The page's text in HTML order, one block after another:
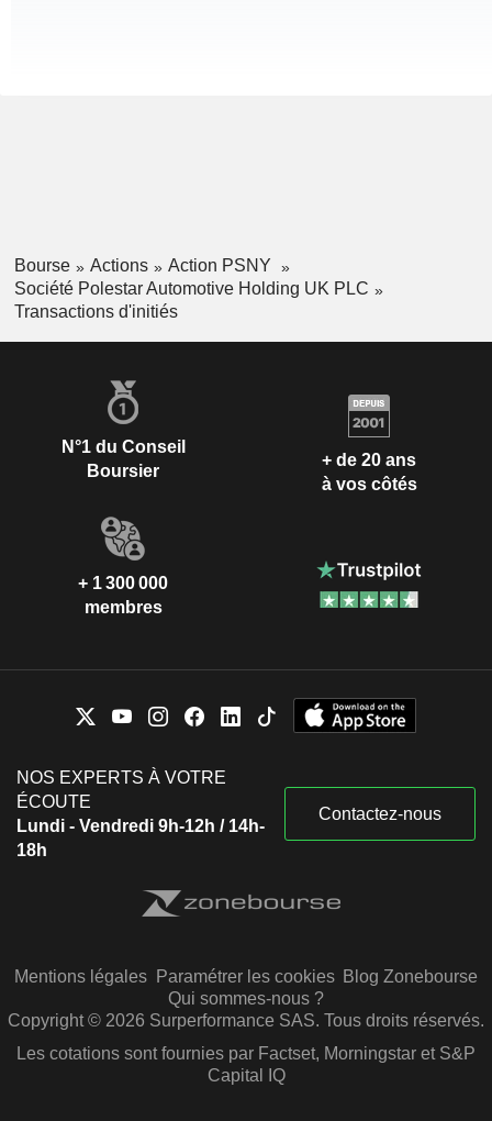
Bourse Actions
Action PSNY
Société Polestar Automotive Holding UK PLC
Transactions d'initiés
N°1 du Conseil
Boursier
+ de 20 ans
à vos côtés
+ 1 300 000
membres
NOS EXPERTS À VOTRE
ÉCOUTE
Lundi - Vendredi 9h-12h / 14h-
18h
Contactez-nous
Mentions légales Paramétrer les cookies Blog Zonebourse
Qui sommes-nous ?
Copyright © 2026 Surperformance SAS. Tous droits réservés.
Les cotations sont fournies par Factset, Morningstar et S&P
Capital IQ